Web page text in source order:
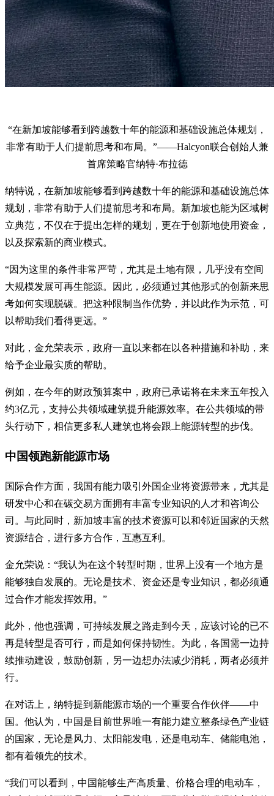
“在新加坡能够看到跨越数十年的能源和基础设施总体规划，
非常有助于人们提前思考和布局。”——Halcyon联合创始人兼
首席策略官纳特·布拉德
纳特说，在新加坡能够看到跨越数十年的能源和基础设施总体
规划，非常有助于人们提前思考和布局。新加坡也能为区域树
立典范，不仅在于提出怎样的规划，更在于创新地使用资金，
以及探索新的商业模式。
“因为这里的条件非常严苛，尤其是土地有限，几乎没有空间
大规模发展可再生能源。因此，必须通过其他形式的创新来思
考如何实现脱碳。把这种限制当作优势，并以此作为示范，可
以帮助我们看得更远。”
对此，金允荣表示，政府一直以来都在以各种措施和补助，来
给予企业最实质的帮助。
例如，在今年的财政预算案中，政府已承诺将在未来五年投入
约3亿元，支持公共领域建筑提升能源效率。在公共领域的带
头行动下，相信更多私人建筑也将会跟上能源转型的步伐。
中国领跑新能源市场
国际合作方面，我国有能力吸引外国企业将资源带来，尤其是
研发中心和在碳交易方面拥有丰富专业知识的人才和咨询公
司。与此同时，新加坡丰富的技术资源可以和邻近国家的天然
资源结合，进行多方合作，互惠互利。
金允荣说：“我认为在这个转型时期，世界上没有一个地方是
能够独自发展的。无论是技术、资金还是专业知识，都必须通
过合作才能发挥效用。”
此外，他也强调，可持续发展之路走到今天，应该讨论的已不
再是转型是否可行，而是如何保持韧性。为此，各国需一边持
续推动建设，鼓励创新，另一边想办法减少消耗，两者必须并
行。
在对话上，纳特提到新能源市场的一个重要合作伙伴——中
国。他认为，中国是目前世界唯一有能力建立整条绿色产业链
的国家，无论是风力、太阳能发电，还是电动车、储能电池，
都有着领先的技术。
“我们可以看到，中国能够生产高质量、价格合理的电动车，